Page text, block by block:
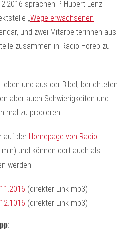
sprachen P. Hubert Lenz
„Wege erwachsenen
und zwei Mitarbeiterinnen aus
zusammen in Radio Horeb zu
und aus der Bibel, berichteten
aber auch Schwierigkeiten und
mal zu probieren.
auf der Homepage von Radio
und können dort auch als
werden:
(direkter Link mp3)
(direkter Link mp3)
: